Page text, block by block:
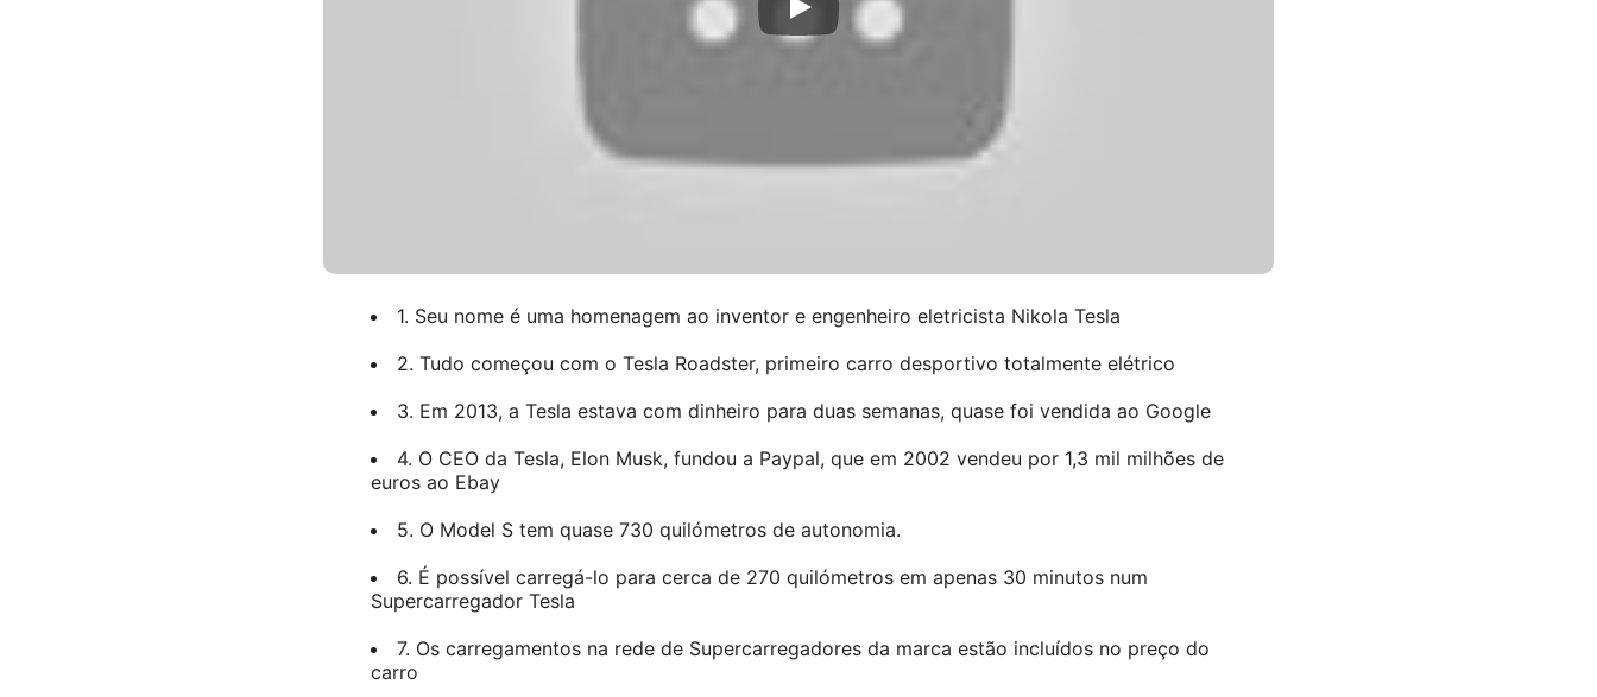
1. Seu nome é uma homenagem ao inventor e engenheiro eletricista Nikola Tesla
2. Tudo começou com o Tesla Roadster, primeiro carro desportivo totalmente elétrico
3. Em 2013, a Tesla estava com dinheiro para duas semanas, quase foi vendida ao Google
4. O CEO da Tesla, Elon Musk, fundou a Paypal, que em 2002 vendeu por 1,3 mil milhões de
euros ao Ebay
5. O Model S tem quase 730 quilómetros de autonomia.
6. É possível carregá-lo para cerca de 270 quilómetros em apenas 30 minutos num
Supercarregador Tesla
7. Os carregamentos na rede de Supercarregadores da marca estão incluídos no preço do
carro